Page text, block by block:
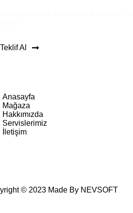
Teklif Al
Anasayfa
Mağaza
Hakkımızda
Servislerimiz
İletişim
© 2023 Made By NEVSOFT